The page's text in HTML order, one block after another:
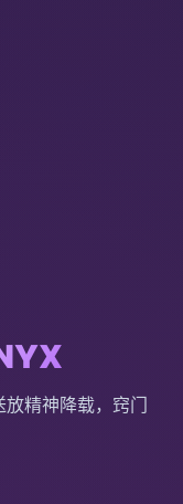
精神降载，窍门